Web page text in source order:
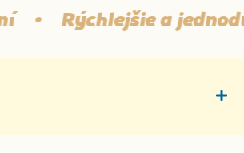
• Rýchlejšie a